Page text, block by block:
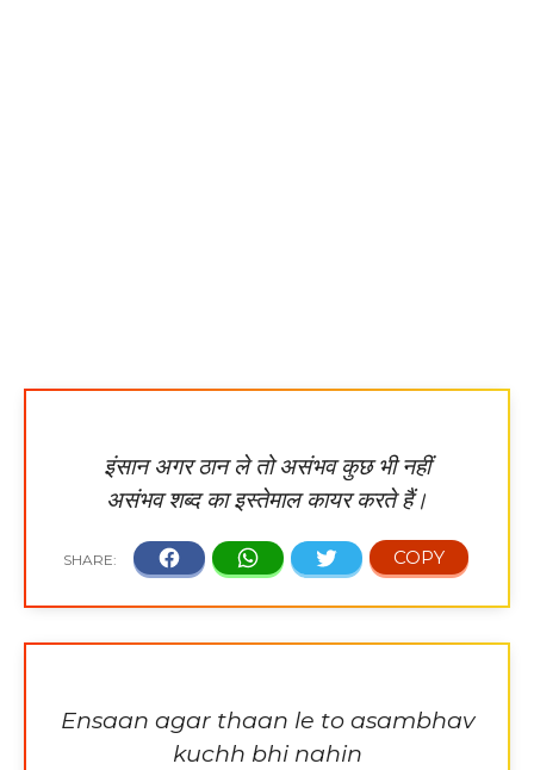
इंसान अगर ठान ले तो असंभव कुछ भी नहीं
असंभव शब्द का इस्तेमाल कायर करते हैं।
Ensaan agar thaan le to asambhav
kuchh bhi nahin